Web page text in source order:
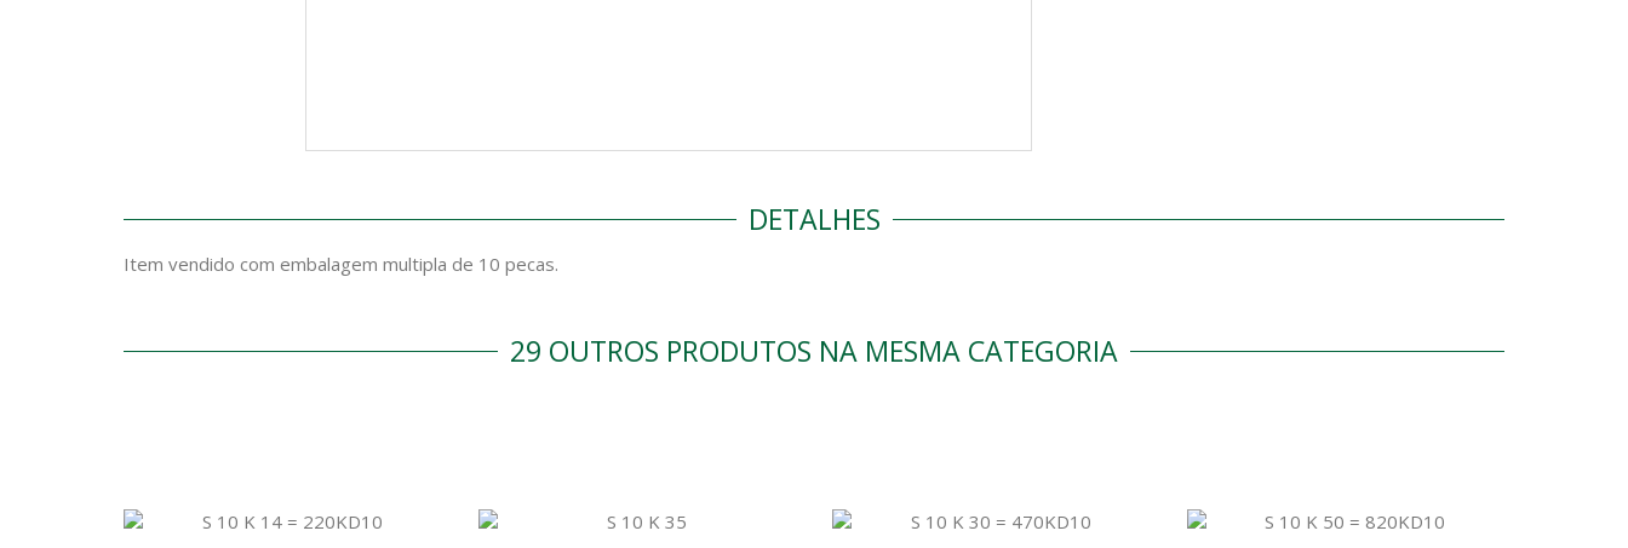
DETALHES
Item vendido com embalagem multipla de 10 pecas.
29 OUTROS PRODUTOS NA MESMA CATEGORIA